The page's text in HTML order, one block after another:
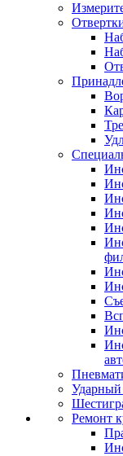
Ударный
Ремонт